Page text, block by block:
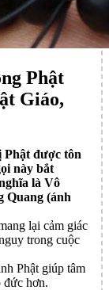
Phật
Giáo,
Phật được tôn
này bắt
là Vô
Quang (ánh
lại cảm giác
trong cuộc
Phật giúp tâm
đức hơn.